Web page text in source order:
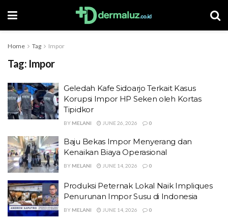
Home Tag Impor
Tag: Impor
Geledah Kafe Sidoarjo Terkait Kasus
Korupsi Impor HP Seken oleh Kortas
Tipidkor
BY MELANI JUNE 26, 2026 0
Baju Bekas Impor Menyerang dan
Kenaikan Biaya Operasional
BY MELANI JUNE 14, 2026 0
Produksi Peternak Lokal Naik Impliques
Penurunan Impor Susu di Indonesia
BY MELANI JUNE 14, 2026 0